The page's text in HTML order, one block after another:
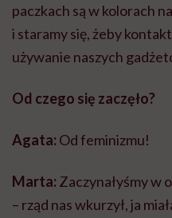
paczkach są w kolorach
i staramy się, żeby
używanie naszych
Od czego się zaczęło?
Agata: Od feminizmu!
Marta: Zaczynałyśmy w
– rząd nas wkurzył, ja